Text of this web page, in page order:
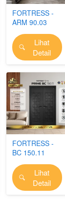
FORTRESS -
ARM 90.03
`
Lihat
Detail
FORTRESS -
BC 150.11
(PRIME)
`
Lihat
Detail